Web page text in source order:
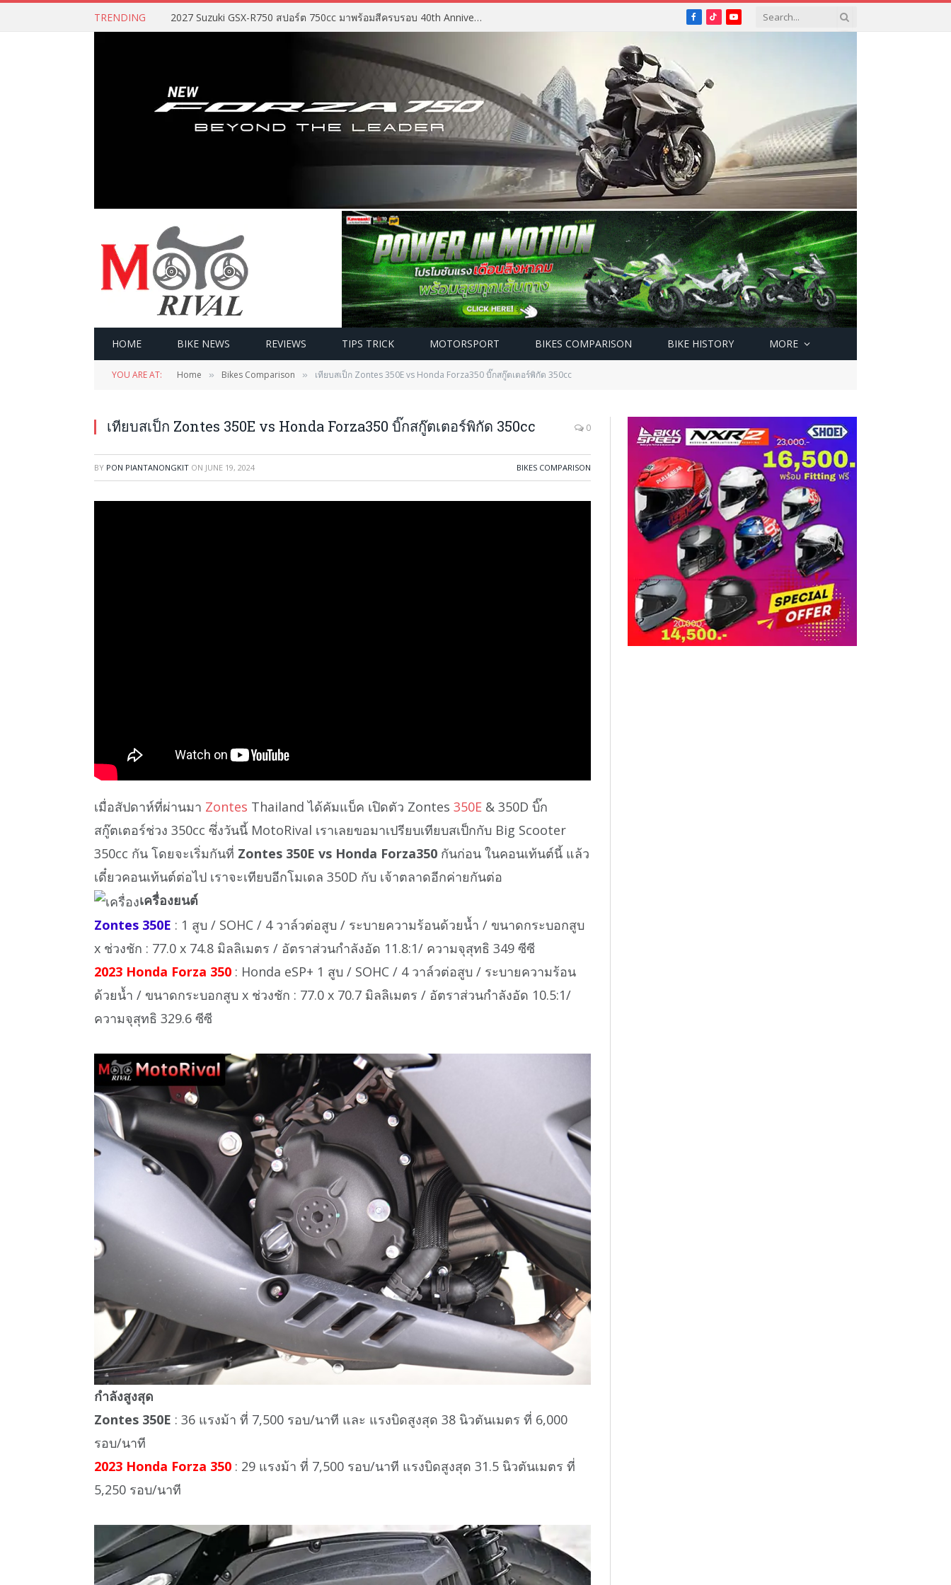
TRENDING 2027 Suzuki GSX-R750 สปอร์ต 750cc มาพร้อมสีครบรอบ 40th Anniversary Facebook
TikTokYouTube
HOME BIKE NEWS REVIEWS TIPS TRICK MOTORSPORT BIKES COMPARISON BIKE HISTORY MORE
YOU ARE AT: Home » Bikes Comparison » เทียบสเป็ก Zontes 350E vs Honda Forza350 บิ๊กสกู๊ตเตอร์พิกัด 350cc
เทียบสเป็ก Zontes 350E vs Honda Forza350 บิ๊กสกู๊ตเตอร์พิกัด 350cc 0
BY PON PIANTANONGKIT ON JUNE 19, 2024 BIKES COMPARISON
เมื่อสัปดาห์ที่ผ่านมา Zontes Thailand ได้คัมแบ็ค เปิดตัว Zontes 350E & 350D บิ๊ก
สกู๊ตเตอร์ช่วง 350cc ซึ่งวันนี้ MotoRival เราเลยขอมาเปรียบเทียบสเป็กกับ Big Scooter
350cc กัน โดยจะเริ่มกันที่ Zontes 350E vs Honda Forza350 กันก่อน ในคอนเท้นต์นี้ แล้ว
เดี๋ยวคอนเท้นต์ต่อไป เราจะเทียบอีกโมเดล 350D กับ เจ้าตลาดอีกค่ายกันต่อ
เครื่องยนต์
Zontes 350E : 1 สูบ / SOHC / 4 วาล์วต่อสูบ / ระบายความร้อนด้วยน้ำ / ขนาดกระบอกสูบ
x ช่วงชัก : 77.0 x 74.8 มิลลิเมตร / อัตราส่วนกำลังอัด 11.8:1/ ความจุสุทธิ 349 ซีซี
2023 Honda Forza 350 : Honda eSP+ 1 สูบ / SOHC / 4 วาล์วต่อสูบ / ระบายความร้อน
ด้วยน้ำ / ขนาดกระบอกสูบ x ช่วงชัก : 77.0 x 70.7 มิลลิเมตร / อัตราส่วนกำลังอัด 10.5:1/
ความจุสุทธิ 329.6 ซีซี
กำลังสูงสุด
Zontes 350E : 36 แรงม้า ที่ 7,500 รอบ/นาที และ แรงบิดสูงสุด 38 นิวตันเมตร ที่ 6,000
รอบ/นาที
2023 Honda Forza 350 : 29 แรงม้า ที่ 7,500 รอบ/นาที แรงบิดสูงสุด 31.5 นิวตันเมตร ที่
5,250 รอบ/นาที